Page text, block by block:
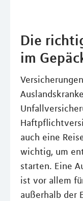
Die
im
auch eine
wichtig, um
starten. Eine
ist vor allem
außerhalb der